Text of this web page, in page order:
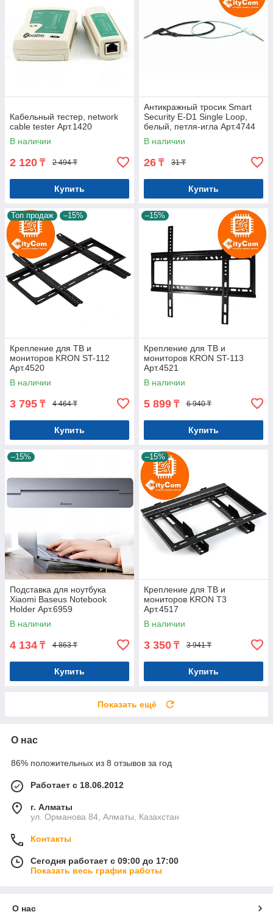
Кабельный тестер, network
cable tester Арт.1420
В наличии
2 120 ₸ 2 494 ₸
Купить
Антикражный тросик Smart
Security E-D1 Single Loop,
белый, петля-игла Арт.4744
В наличии
26 ₸ 31 ₸
Купить
Топ продаж –15%
Крепление для ТВ и
мониторов KRON ST-112
Арт.4520
В наличии
3 795 ₸ 4 464 ₸
Купить
–15%
Крепление для ТВ и
мониторов KRON ST-113
Арт.4521
В наличии
5 899 ₸ 6 940 ₸
Купить
–15%
Подставка для ноутбука
Xiaomi Baseus Notebook
Holder Арт.6959
В наличии
4 134 ₸ 4 863 ₸
Купить
–15%
Крепление для ТВ и
мониторов KRON T3
Арт.4517
В наличии
3 350 ₸ 3 941 ₸
Купить
Показать ещё
О нас
86% положительных из 8 отзывов за год
Работает с 18.06.2012
г. Алматы
ул. Орманова 84, Алматы, Казахстан
Контакты
Сегодня работает с 09:00 до 17:00
Показать весь график работы
О нас